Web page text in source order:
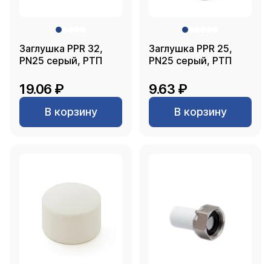
Заглушка PPR 32,
PN25 серый, РТП
19.06 ₽
В корзину
Заглушка PPR 25,
PN25 серый, РТП
9.63 ₽
В корзину